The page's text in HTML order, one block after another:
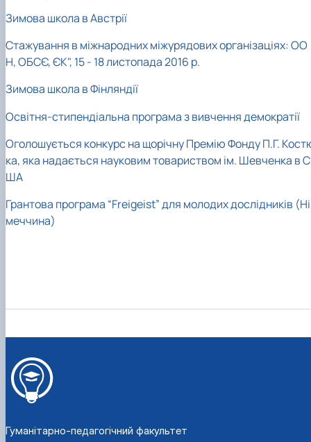
Зимова школа в Австрії
Стажування в міжнародних міжурядових організаціях: ОО
Н, ОБСЄ, ЄК", 15 - 18 листопада 2016 р.
Зимова школа в Фінляндії
Освітня-стипендіальна програма з вивчення демократії
Оголошується конкурс на щорічну Премію Фонду П.Г.
ка, яка надається науковим товариством ім. Шевченка в С
ША
Грантова програма “Freigeist” для молодих дослідників (Ні
меччина)
Гуманітарно-педагогічний факультет